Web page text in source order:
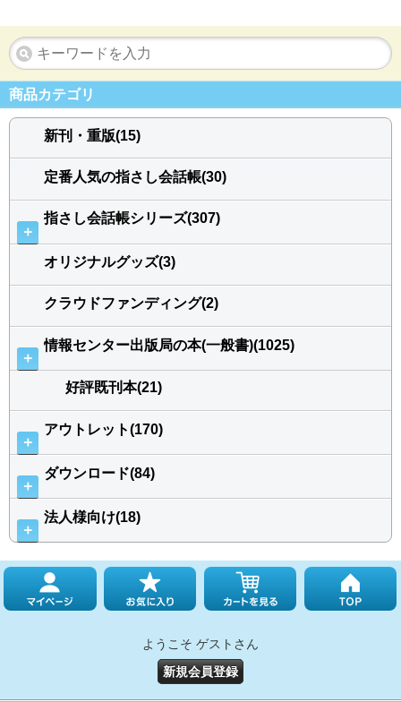
商品カテゴリ
新刊・重版(15)
定番人気の指さし会話帳(30)
＋
指さし会話帳シリーズ(307)
オリジナルグッズ(3)
クラウドファンディング(2)
＋
情報センター出版局の本(一般書)(1025)
好評既刊本(21)
＋
アウトレット(170)
＋
ダウンロード(84)
＋
法人様向け(18)
ようこそ ゲストさん
新規会員登録